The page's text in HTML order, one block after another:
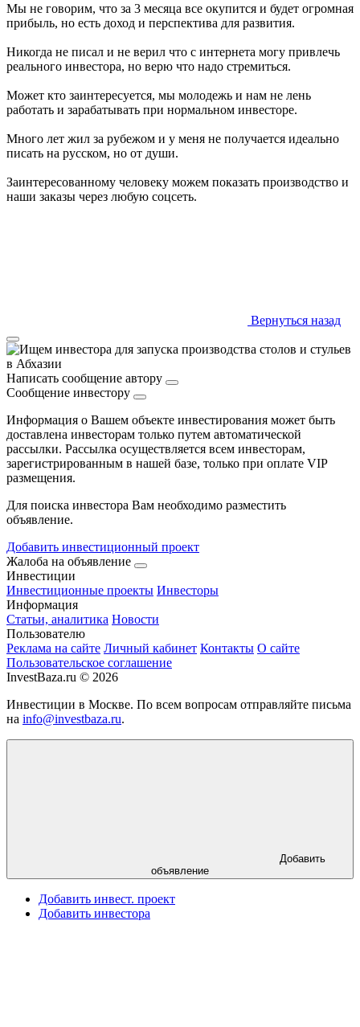
Мы не говорим, что за 3 месяца все окупится и будет огромная
прибыль, но есть доход и перспектива для развития.
Никогда не писал и не верил что с интернета могу привлечь
реального инвестора, но верю что надо стремиться.
Может кто заинтересуется, мы молодежь и нам не лень
работать и зарабатывать при нормальном инвесторе.
Много лет жил за рубежом и у меня не получается идеально
писать на русском, но от души.
Заинтересованному человеку можем показать производство и
наши заказы через любую соцсеть.
Вернуться назад
Написать сообщение автору
Сообщение инвестору
Информация о Вашем объекте инвестирования может быть
доставлена инвесторам только путем автоматической
рассылки. Рассылка осуществляется всем инвесторам,
зарегистрированным в нашей базе, только при оплате VIP
размещения.
Для поиска инвестора Вам необходимо разместить
объявление.
Добавить инвестиционный проект
Жалоба на объявление
Инвестиции
Инвестиционные проекты Инвесторы
Информация
Статьи, аналитика Новости
Пользователю
Реклама на сайте Личный кабинет Контакты О сайте
Пользовательское соглашение
InvestBaza.ru © 2026
Инвестиции в Москве. По всем вопросам отправляйте письма
на info@investbaza.ru.
Добавить
объявление
Добавить инвест. проект
Добавить инвестора